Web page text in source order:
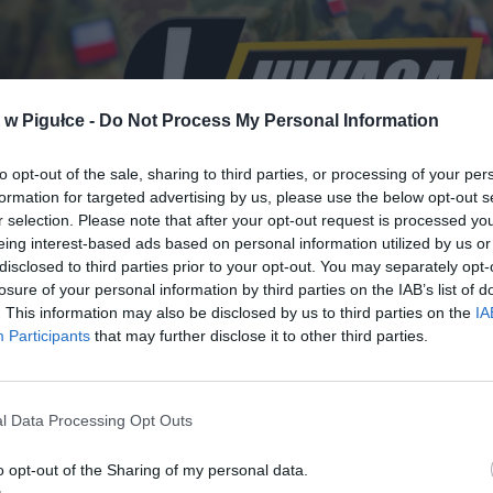
Pigułce - Do Not Process My Personal Information
opt-out of the sale, sharing to third parties, or processing of your
for targeted advertising by us, please use the below opt-out
selection. Please note that after your opt-out request is processed
interest-based ads based on personal information utilized by us
to third parties prior to your opt-out. You may separately
of your personal information by third parties on the IAB’s list of
This information may also be disclosed by us to third parties on the
Participants that may further disclose it to other third parties.
Data Processing Opt Outs
opt-out of the Sharing of my personal data.
Fot. Warszawa w Pigułce / Shutterstock
najnowszy raport amerykańskiego ośrodka analitycznego
zrewolucjonizować bezpieczeństwo w całym regionie.